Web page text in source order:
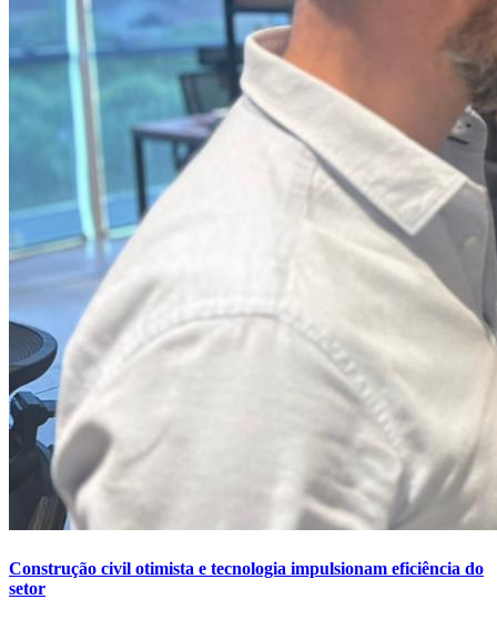
Construção civil otimista e tecnologia impulsionam eficiência do
setor